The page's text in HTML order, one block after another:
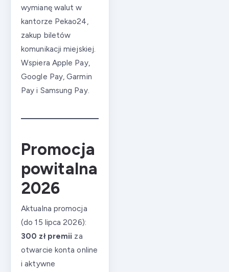
wymianę walut w
kantorze Pekao24,
zakup biletów
komunikacji miejskiej.
Wspiera Apple Pay,
Google Pay, Garmin
Pay i Samsung Pay.
Promocja
powitalna
2026
Aktualna promocja
(do 15 lipca 2026):
300 zł premii za
otwarcie konta online
i aktywne